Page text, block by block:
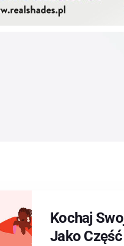
Kochaj
Jako